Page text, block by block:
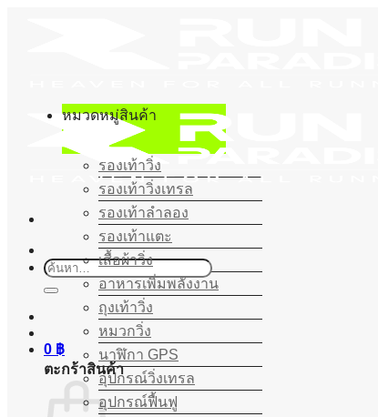
ค้นหา:
0 ฿
ตะกร้าสินค้า
หมวดหมู่สินค้า
รองเท้าวิ่ง
รองเท้าวิ่งเทรล
รองเท้าลำลอง
รองเท้าแตะ
เสื้อผ้าวิ่ง
อาหารเพิ่มพลังงาน
ถุงเท้าวิ่ง
หมวกวิ่ง
นาฬิกา GPS
อุปกรณ์วิ่งเทรล
อุปกรณ์ฟื้นฟู